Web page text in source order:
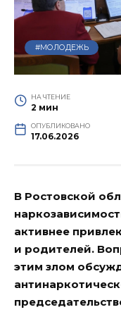
#МОЛОДЕЖЬ
НА ЧТЕНИЕ
2 мин
ОПУБЛИКОВАНО
17.06.2026
В Ростовской
активнее
и родителей.
этим злом